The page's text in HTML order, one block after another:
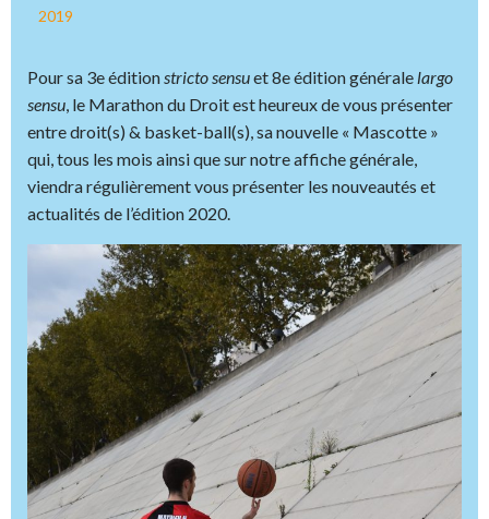
2019
Pour sa 3e éditionstricto sensuet 8e édition générale largo
sensu, le Marathon du Droit est heureux de vous présenter
entre droit(s) & basket-ball(s), sa nouvelle « Mascotte »
qui, tous les mois ainsi que sur notre affiche générale,
viendra régulièrement vous présenter les nouveautés et
actualités de l’édition 2020.